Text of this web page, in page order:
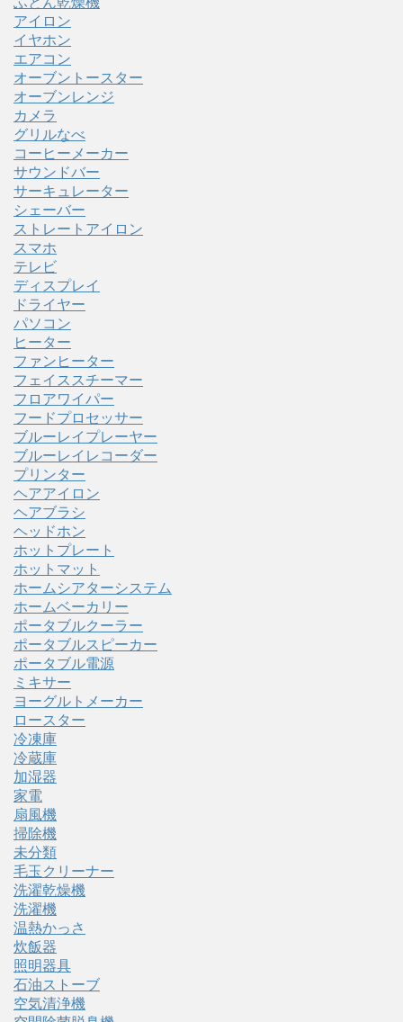
アイロン
イヤホン
エアコン
オーブントースター
オーブンレンジ
カメラ
グリルなべ
コーヒーメーカー
サウンドバー
サーキュレーター
シェーバー
ストレートアイロン
スマホ
テレビ
ディスプレイ
ドライヤー
パソコン
ヒーター
ファンヒーター
フェイススチーマー
フロアワイパー
フードプロセッサー
ブルーレイプレーヤー
ブルーレイレコーダー
プリンター
ヘアアイロン
ヘアブラシ
ヘッドホン
ホットプレート
ホットマット
ホームシアターシステム
ホームベーカリー
ポータブルクーラー
ポータブルスピーカー
ポータブル電源
ミキサー
ヨーグルトメーカー
ロースター
冷凍庫
冷蔵庫
加湿器
家電
扇風機
掃除機
未分類
毛玉クリーナー
洗濯乾燥機
洗濯機
温熱かっさ
炊飯器
照明器具
石油ストーブ
空気清浄機